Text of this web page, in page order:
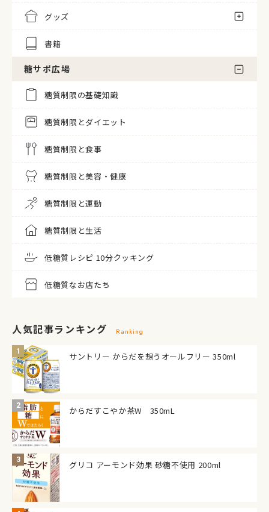
グッズ
書籍
糖サポ広場
糖質制限の基礎知識
糖質制限とダイエット
糖質制限と食事
糖質制限と美容・健康
糖質制限と運動
糖質制限と生活
低糖質レシピ 10分クッキング
低糖質なお店たち
人気記事ランキング Ranking
サントリー からだを想うオールフリー 350ml
からだすこやか茶W 350mL
グリコ アーモンド効果 砂糖不使用 200ml